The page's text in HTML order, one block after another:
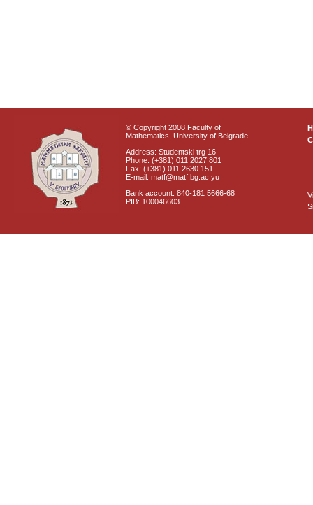
© Copyright 2008 Faculty of
Mathematics, University of Belgrade
Address: Studentski trg 16
Phone: (+381) 011 2027 801
Fax: (+381) 011 2630 151
E-mail: matf@matf.bg.ac.yu
Bank account: 840-181 5666-68
PIB: 100046603